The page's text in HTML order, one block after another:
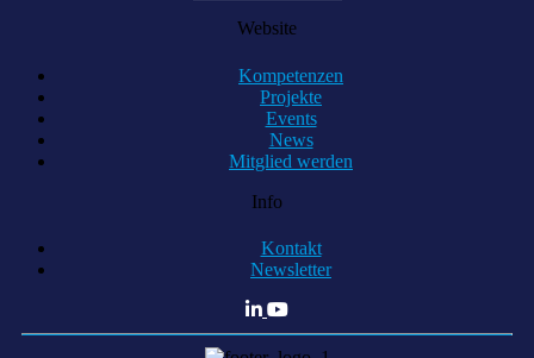
Website
Kompetenzen
Projekte
Events
News
Mitglied werden
Info
Kontakt
Newsletter